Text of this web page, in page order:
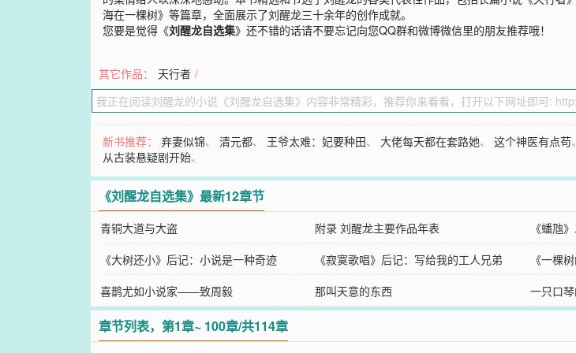
海在一棵树》等篇章，全面展示了刘醒龙三十余年的创作成就。
您要是觉得《刘醒龙自选集》还不错的话请不要忘记向您QQ群和微博微信里的朋友推荐哦！
其它作品： 天行者 /
新书推荐：弃妻似锦、清元都、 王爷太难：妃要种田、大佬每天都在套路她、这个神医有点苟
从古装悬疑剧开始、
《刘醒龙自选集》最新12章节
青铜大道与大盗 附录 刘醒龙主要作品年表 《蟠虺
《大树还小》后记：小说是一种奇迹
《寂寞歌唱》后记：写给我的工人兄弟
《一棵
非
喜鹊尤如小说家——致周毅
那叫天意的东西 一只口
章节列表，第1章~ 100章/共114章